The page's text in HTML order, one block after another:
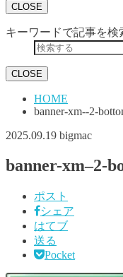
CLOSE
キーワードで記事を検
CLOSE
HOME
banner-xm--2-
2025.09.19 bigmac
banner-xm–2-
ポスト
シェア
はてブ
送る
Pocket